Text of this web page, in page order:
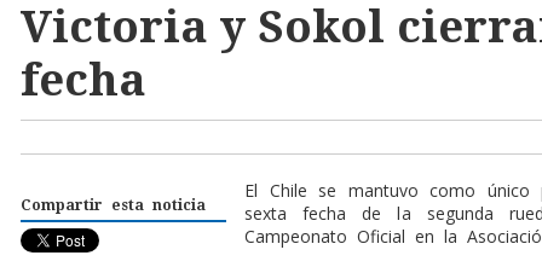
Victoria y Sokol
fecha
Compartir esta noticia
El Chile se mantuvo como único
sexta fecha de la segunda
Campeonato Oficial en la